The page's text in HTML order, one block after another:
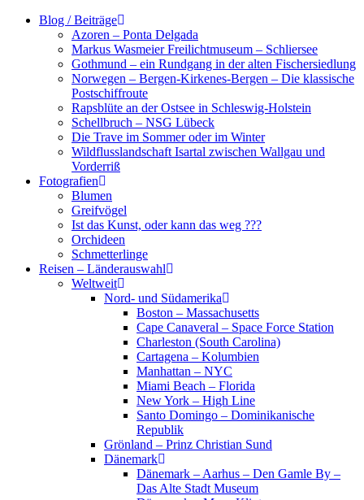
Zum
Blog / Beiträge
Azoren – Ponta Delgada
Markus Wasmeier Freilichtmuseum – Schliersee
Gothmund – ein Rundgang in der alten Fischersiedlung
Norwegen – Bergen-Kirkenes-Bergen – Die klassische
Postschiffroute
Rapsblüte an der Ostsee in Schleswig-Holstein
Schellbruch – NSG Lübeck
Die Trave im Sommer oder im Winter
Wildflusslandschaft Isartal zwischen Wallgau und
Vorderriß
Fotografien
Blumen
Greifvögel
Ist das Kunst, oder kann das weg ???
Orchideen
Schmetterlinge
Reisen – Länderauswahl
Weltweit
Nord- und Südamerika
Boston – Massachusetts
Cape Canaveral – Space Force Station
Charleston (South Carolina)
Cartagena – Kolumbien
Manhattan – NYC
Miami Beach – Florida
New York – High Line
Santo Domingo – Dominikanische
Republik
Grönland – Prinz Christian Sund
Dänemark
Dänemark – Aarhus – Den Gamle By –
Das Alte Stadt Museum